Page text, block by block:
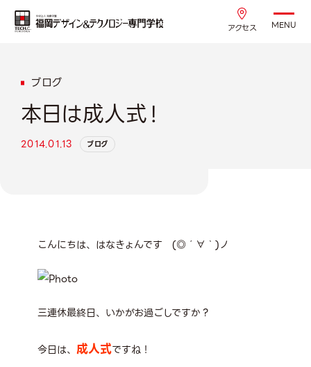
アクセス MENU
ブログ
本日は成人式！
2014.01.13 ブログ
こんにちは、はなきょんです (◎´∀｀)ノ
三連休最終日、いかがお過ごしですか？
今日は、 成人式ですね！